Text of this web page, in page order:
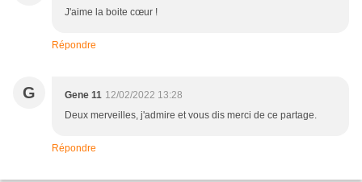
J'aime la boite cœur !
Répondre
G Gene 11 12/02/2022 13:28
Deux merveilles, j'admire et vous dis merci de ce partage.
Répondre